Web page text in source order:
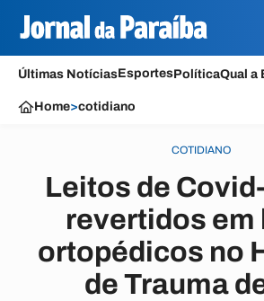
Últimas NotíciasEsportesPolíticaQual a
Home>cotidiano
COTIDIANO
Leitos de
revertidos em
ortopédicos no
de Trauma